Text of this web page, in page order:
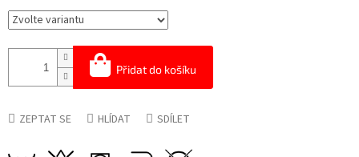
Přidat do košíku
ZEPTAT SE HLÍDAT SDÍLET